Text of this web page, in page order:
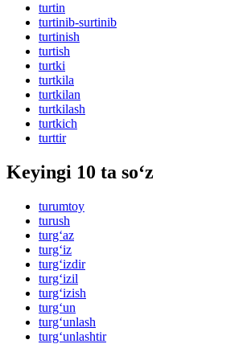
turtin
turtinib-surtinib
turtinish
turtish
turtki
turtkila
turtkilan
turtkilash
turtkich
turttir
Keyingi 10 ta so‘z
turumtoy
turush
turg‘az
turg‘iz
turg‘izdir
turg‘izil
turg‘izish
turg‘un
turg‘unlash
turg‘unlashtir